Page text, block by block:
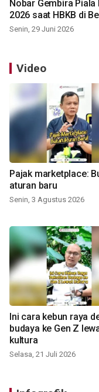
Nobar Gembira Piala
2026 saat HBKB di
Senin, 29 Juni 2026
Video
Pajak marketplace:
aturan baru
Senin, 3 Agustus 2026
Ini cara kebun raya
budaya ke Gen Z
kultura
Selasa, 21 Juli 2026